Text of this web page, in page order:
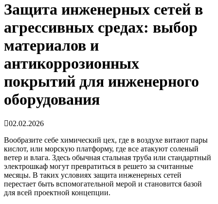
Защита инженерных сетей в
агрессивных средах: выбор
материалов и
антикоррозионных
покрытий для инженерного
оборудования
02.02.2026
Вообразите себе химический цех, где в воздухе витают пары
кислот, или морскую платформу, где все атакуют соленый
ветер и влага. Здесь обычная стальная труба или стандартный
электрошкаф могут превратиться в решето за считанные
месяцы. В таких условиях защита инженерных сетей
перестает быть вспомогательной мерой и становится базой
для всей проектной концепции.